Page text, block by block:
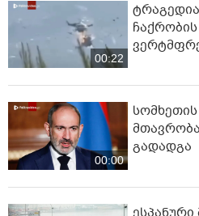
00:22
00:00
სომხეთის
მთავრობა
გადადგა